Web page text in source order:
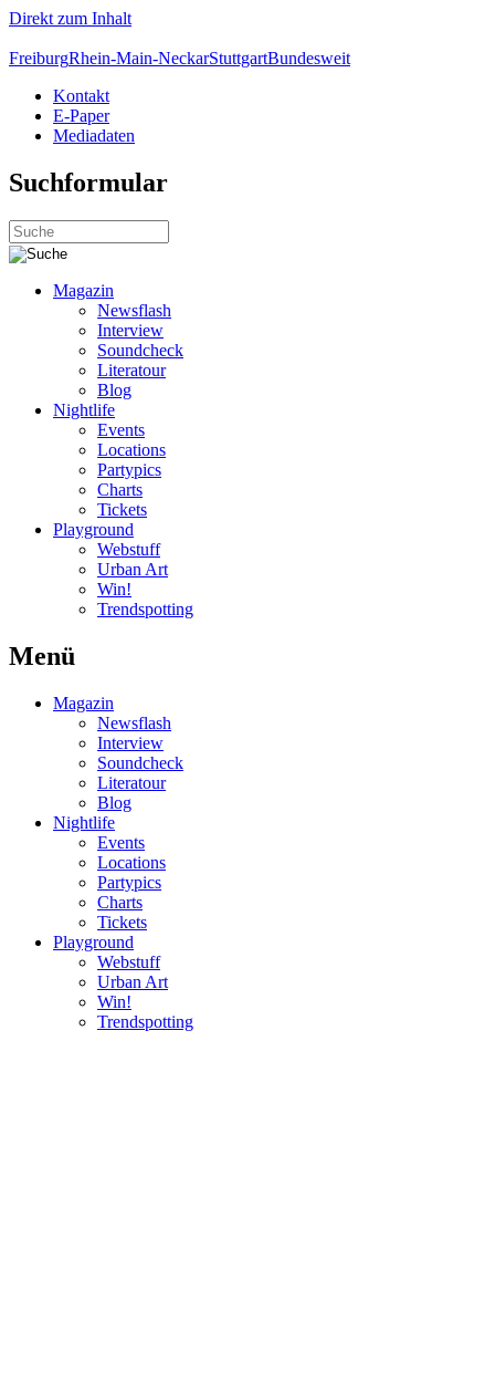
Direkt zum Inhalt
FreiburgRhein-Main-NeckarStuttgartBundesweit
Kontakt
E-Paper
Mediadaten
Suchformular
Magazin
Newsflash
Interview
Soundcheck
Literatour
Blog
Nightlife
Events
Locations
Partypics
Charts
Tickets
Playground
Webstuff
Urban Art
Win!
Trendspotting
Menü
Magazin
Newsflash
Interview
Soundcheck
Literatour
Blog
Nightlife
Events
Locations
Partypics
Charts
Tickets
Playground
Webstuff
Urban Art
Win!
Trendspotting